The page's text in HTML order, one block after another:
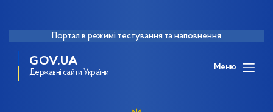
Портал в режимі тестування та наповнення
GOV.UA
Державні сайти України
Меню